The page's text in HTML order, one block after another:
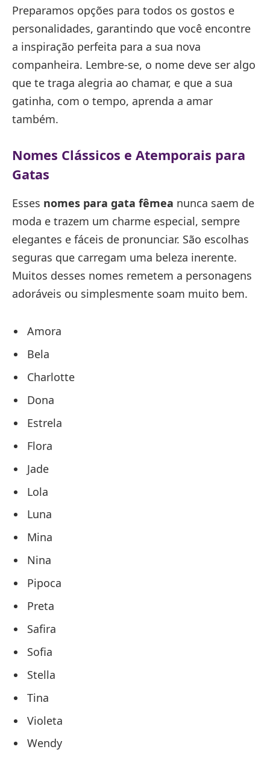
Preparamos opções para todos os gostos e
personalidades, garantindo que você encontre
a inspiração perfeita para a sua nova
companheira. Lembre-se, o nome deve ser algo
que te traga alegria ao chamar, e que a sua
gatinha, com o tempo, aprenda a amar
também.
Nomes Clássicos e Atemporais para
Gatas
Esses nomes para gata fêmea nunca saem de
moda e trazem um charme especial, sempre
elegantes e fáceis de pronunciar. São escolhas
seguras que carregam uma beleza inerente.
Muitos desses nomes remetem a personagens
adoráveis ou simplesmente soam muito bem.
Amora
Bela
Charlotte
Dona
Estrela
Flora
Jade
Lola
Luna
Mina
Nina
Pipoca
Preta
Safira
Sofia
Stella
Tina
Violeta
Wendy